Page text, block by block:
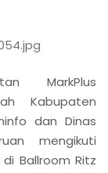
MarkPlus
Kabupaten
dan Dinas
mengikuti
Ballroom Ritz